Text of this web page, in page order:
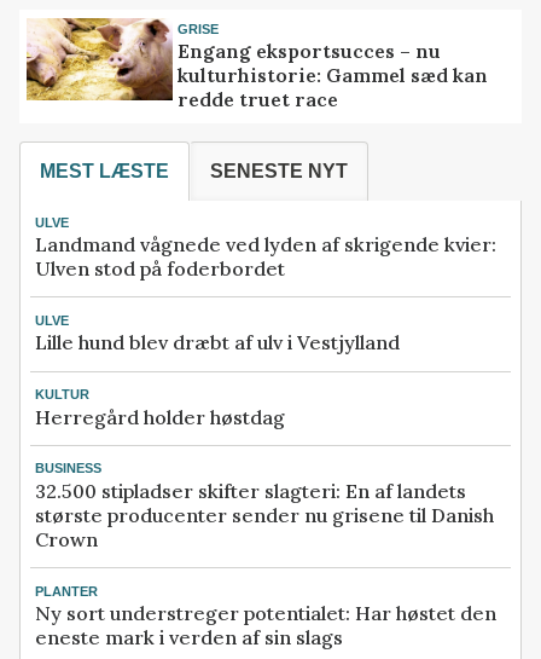
GRISE
Engang eksportsucces – nu
kulturhistorie: Gammel sæd kan
redde truet race
MEST LÆSTE SENESTE NYT
ULVE
Landmand vågnede ved lyden af skrigende kvier:
Ulven stod på foderbordet
ULVE
Lille hund blev dræbt af ulv i Vestjylland
KULTUR
Herregård holder høstdag
BUSINESS
32.500 stipladser skifter slagteri: En af landets
største producenter sender nu grisene til Danish
Crown
PLANTER
Ny sort understreger potentialet: Har høstet den
eneste mark i verden af sin slags